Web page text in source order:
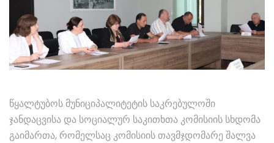
წყალტუბოს მუნიციპალიტეტის საკრებულოში
ჯანდაცვისა და სოციალურ საკითხთა კომისიის სხდომა
გაიმართა, რომელსაც კომისიის თავმჯდომარე შალვა